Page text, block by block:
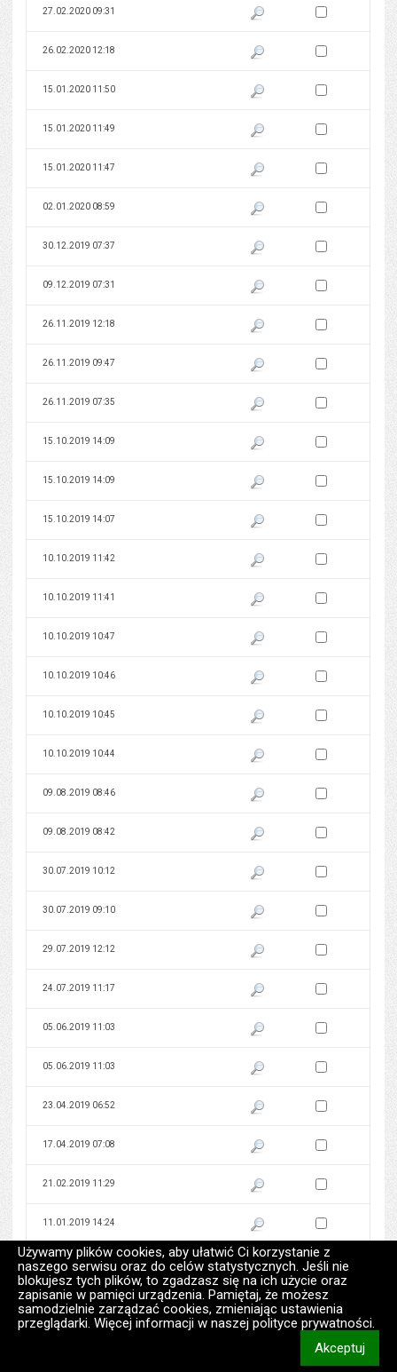
Używamy plików cookies, aby ułatwić Ci korzystanie z
naszego serwisu oraz do celów statystycznych. Jeśli nie
blokujesz tych plików, to zgadzasz się na ich użycie oraz
zapisanie w pamięci urządzenia. Pamiętaj, że możesz
samodzielnie zarządzać cookies, zmieniając ustawienia
przeglądarki. Więcej informacji w naszej polityce prywatności.
Akceptuj
27.02.2020 09:31 Pokaż podgląd wersji z dnia
Zaznacz wersję do
26.02.2020 12:18 Pokaż podgląd wersji z dnia
Zaznacz wersję do
15.01.2020 11:50 Pokaż podgląd wersji z dnia
Zaznacz wersję do
15.01.2020 11:49 Pokaż podgląd wersji z dnia
Zaznacz wersję do
15.01.2020 11:47 Pokaż podgląd wersji z dnia
Zaznacz wersję do
02.01.2020 08:59 Pokaż podgląd wersji z dnia
Zaznacz wersję do
30.12.2019 07:37 Pokaż podgląd wersji z dnia
Zaznacz wersję do
09.12.2019 07:31 Pokaż podgląd wersji z dnia
Zaznacz wersję do
26.11.2019 12:18 Pokaż podgląd wersji z dnia
Zaznacz wersję do
26.11.2019 09:47 Pokaż podgląd wersji z dnia
Zaznacz wersję do
26.11.2019 07:35 Pokaż podgląd wersji z dnia
Zaznacz wersję do
15.10.2019 14:09 Pokaż podgląd wersji z dnia
Zaznacz wersję do
15.10.2019 14:09 Pokaż podgląd wersji z dnia
Zaznacz wersję do
15.10.2019 14:07 Pokaż podgląd wersji z dnia
Zaznacz wersję do
10.10.2019 11:42 Pokaż podgląd wersji z dnia
Zaznacz wersję do
10.10.2019 11:41 Pokaż podgląd wersji z dnia
Zaznacz wersję do
10.10.2019 10:47 Pokaż podgląd wersji z dnia
Zaznacz wersję do
10.10.2019 10:46 Pokaż podgląd wersji z dnia
Zaznacz wersję do
10.10.2019 10:45 Pokaż podgląd wersji z dnia
Zaznacz wersję do
10.10.2019 10:44 Pokaż podgląd wersji z dnia
Zaznacz wersję do
09.08.2019 08:46 Pokaż podgląd wersji z dnia
Zaznacz wersję do
09.08.2019 08:42 Pokaż podgląd wersji z dnia
Zaznacz wersję do
30.07.2019 10:12 Pokaż podgląd wersji z dnia
Zaznacz wersję do
30.07.2019 09:10 Pokaż podgląd wersji z dnia
Zaznacz wersję do
29.07.2019 12:12 Pokaż podgląd wersji z dnia
Zaznacz wersję do
24.07.2019 11:17 Pokaż podgląd wersji z dnia
Zaznacz wersję do
05.06.2019 11:03 Pokaż podgląd wersji z dnia
Zaznacz wersję do
05.06.2019 11:03 Pokaż podgląd wersji z dnia
Zaznacz wersję do
23.04.2019 06:52 Pokaż podgląd wersji z dnia
Zaznacz wersję do
17.04.2019 07:08 Pokaż podgląd wersji z dnia
Zaznacz wersję do
21.02.2019 11:29 Pokaż podgląd wersji z dnia
Zaznacz wersję do
11.01.2019 14:24 Pokaż podgląd wersji z dnia
Zaznacz wersję do
02.01.2019 09:50 Pokaż podgląd wersji z dnia
Zaznacz wersję
28.12.2018 15:24 Pokaż podgląd wersji z dnia
Zaznacz wersję do